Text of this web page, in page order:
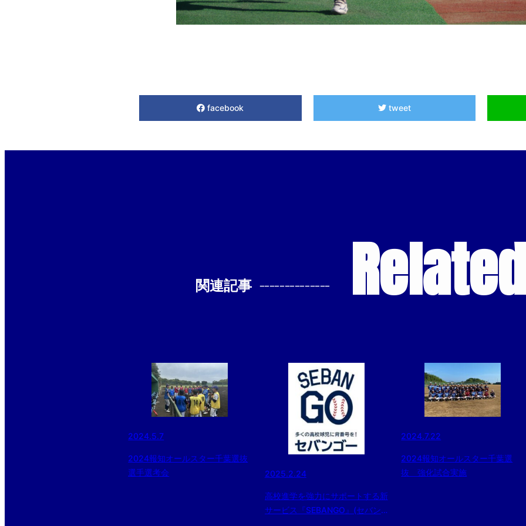
facebook tweet
関連記事 --------------
2024.5.7
2024報知オールスター千葉選抜
選手選考会
2025.2.24
高校進学を強力にサポートする新
サービス『SEBANGO』(セバン
2024.7.22
2024報知オールスター千葉選
抜 強化試合実施